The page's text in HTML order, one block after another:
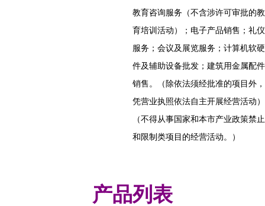
教育咨询服务（不含涉许可审批的教
育培训活动）；电子产品销售；礼仪
服务；会议及展览服务；计算机软硬
件及辅助设备批发；建筑用金属配件
销售。（除依法须经批准的项目外，
凭营业执照依法自主开展经营活动）
（不得从事国家和本市产业政策禁止
和限制类项目的经营活动。）
产品列表